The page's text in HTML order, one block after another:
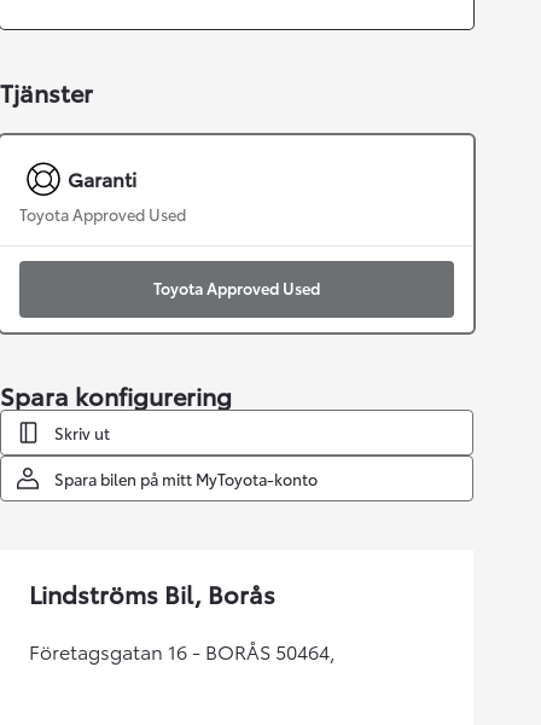
Tjänster
Garanti
Toyota Approved Used
Toyota Approved Used
Spara konfigurering
Skriv ut
Spara bilen på mitt MyToyota-konto
Lindströms Bil, Borås
Företagsgatan 16 - BORÅS 50464,